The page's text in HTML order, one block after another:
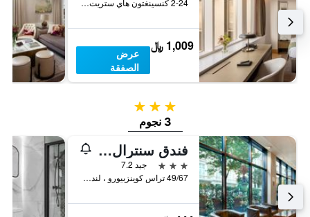
2-24 كنسينغتون هاي ستريت، لندن ، المملكة المتحدة, لندن, المملكة المتحدة
1,009 ﷼
عرض
الصفقة
3 نجوم
3 نجوم
فندق سنترال بارك
3 نجوم
جيد 7.2
49/67 تراس كوينزبيورو ، لندن, لندن, المملكة المتحدة